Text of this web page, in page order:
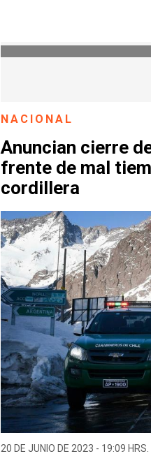
NACIONAL
Anuncian cierre
frente de mal
cordillera
20 DE JUNIO DE 2023 - 19:09 HRS.